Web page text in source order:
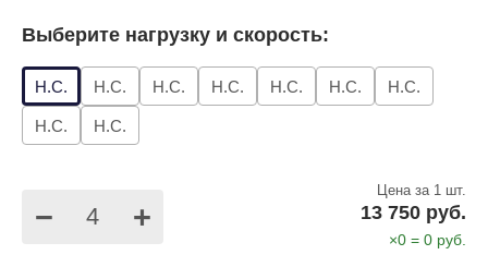
Выберите нагрузку и скорость:
Н.С. Н.С. Н.С. Н.С. Н.С. Н.С. Н.С.
Н.С. Н.С.
− +
Цена за 1 шт.
13 750 руб.
×0 = 0 руб.